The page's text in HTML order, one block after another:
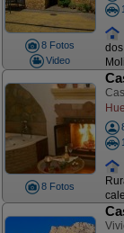
8 Fotos
Video
8 Fotos